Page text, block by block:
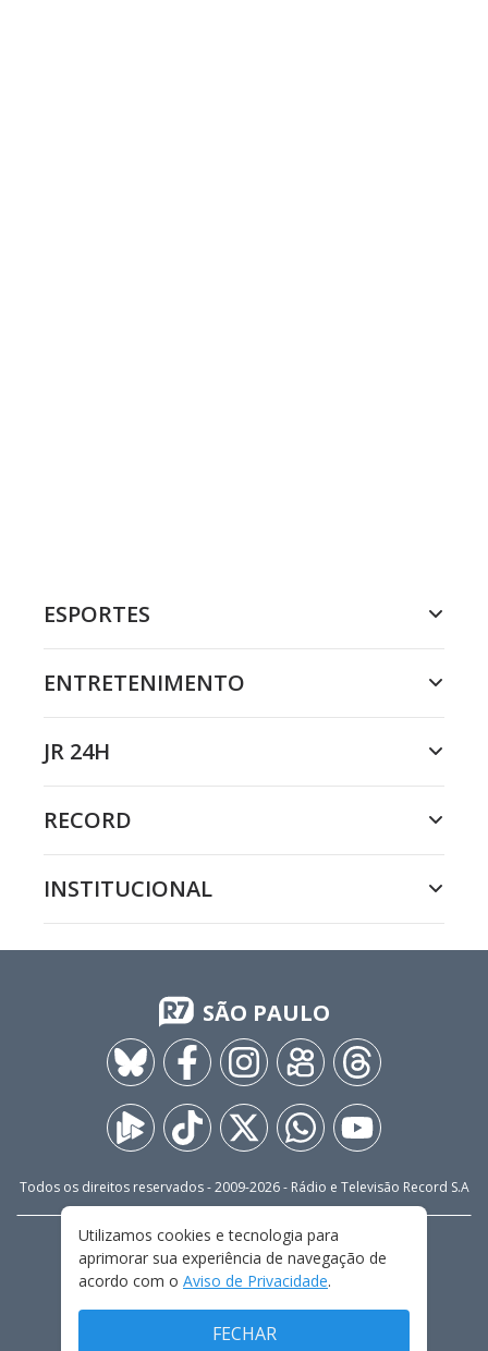
ESPORTES
ENTRETENIMENTO
JR 24H
RECORD
INSTITUCIONAL
SÃO PAULO
Todos os direitos reservados - 2009-2026- Rádio e Televisão Record S.A
FALE CONOSCO
PRIVACIDADE
TERMOS E CONDIÇÕES DE USO
Utilizamos cookies e tecnologia para
aprimorar sua experiência de navegação de
acordo com o Aviso de Privacidade.
FECHAR